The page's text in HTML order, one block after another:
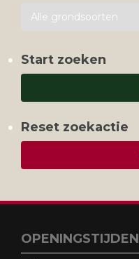
Start zoeken
Reset zoekactie
OPENINGSTIJDEN